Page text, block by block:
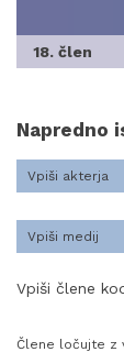
18. člen
Napredno
Vpiši člene
Člene ločujte z